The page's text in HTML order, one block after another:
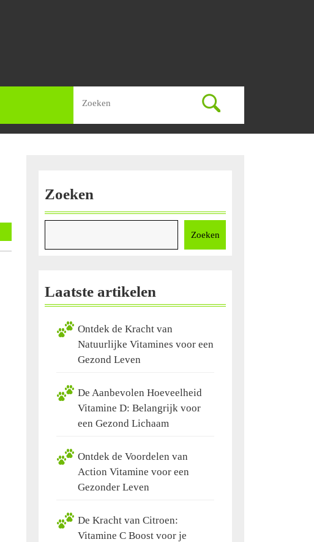
naar:
Zoeken
Zoeken
Laatste artikelen
Ontdek de Kracht van
Natuurlijke Vitamines voor een
Gezond Leven
De Aanbevolen Hoeveelheid
Vitamine D: Belangrijk voor
een Gezond Lichaam
Ontdek de Voordelen van
Action Vitamine voor een
Gezonder Leven
De Kracht van Citroen:
Vitamine C Boost voor je